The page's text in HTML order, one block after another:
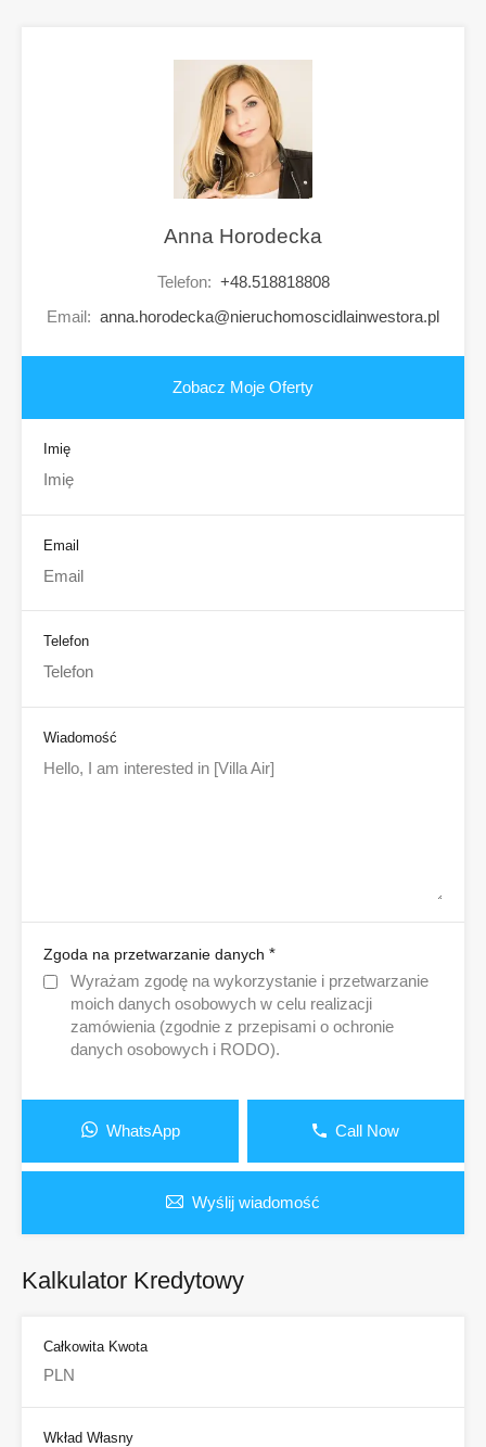
Anna Horodecka
Telefon: +48.518818808
Email: anna.horodecka@nieruchomoscidlainwestora.pl
Zobacz Moje Oferty
Imię
Email
Telefon
Wiadomość
Zgoda na przetwarzanie danych *
Wyrażam zgodę na wykorzystanie i przetwarzanie
moich danych osobowych w celu realizacji
zamówienia (zgodnie z przepisami o ochronie
danych osobowych i RODO).
WhatsApp Call Now
Wyślij wiadomość
Kalkulator Kredytowy
Całkowita Kwota
Wkład Własny